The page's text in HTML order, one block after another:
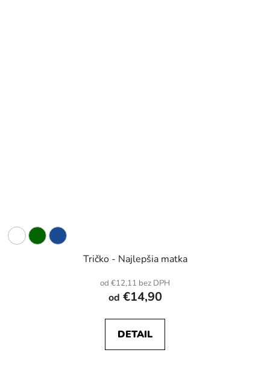
Tričko - Najlepšia matka
od €12,11 bez DPH
od €14,90
DETAIL